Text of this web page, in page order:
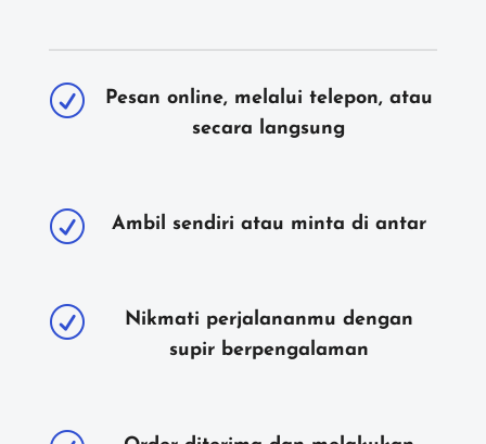
R
Pesan online, melalui telepon, atau
secara langsung
R Ambil sendiri atau minta di antar
R
Nikmati perjalananmu dengan
supir berpengalaman